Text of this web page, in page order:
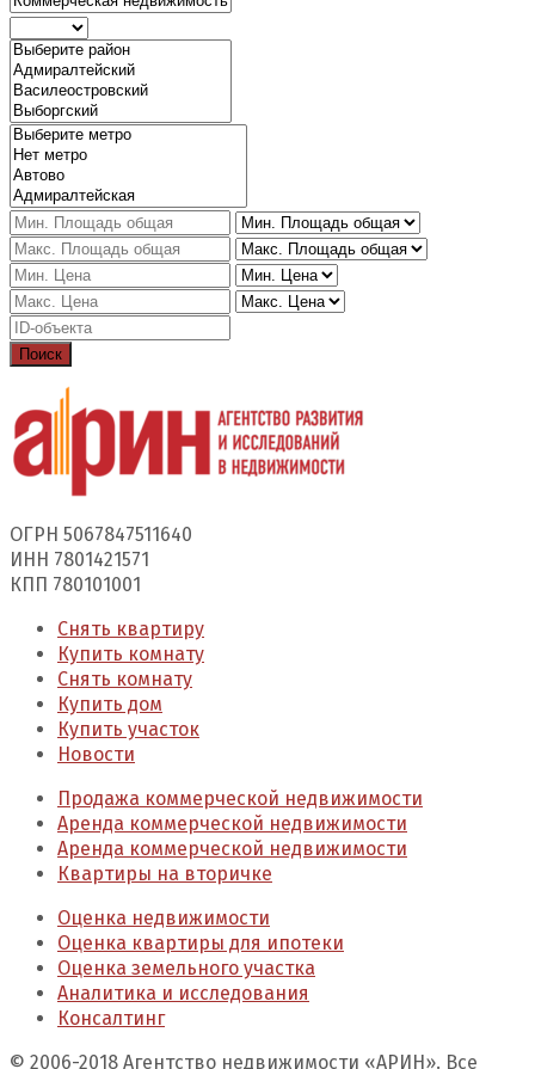
Поиск
ОГРН 5067847511640
ИНН 7801421571
КПП 780101001
Снять квартиру
Купить комнату
Снять комнату
Купить дом
Купить участок
Новости
Продажа коммерческой недвижимости
Аренда коммерческой недвижимости
Аренда коммерческой недвижимости
Квартиры на вторичке
Оценка недвижимости
Оценка квартиры для ипотеки
Оценка земельного участка
Аналитика и исследования
Консалтинг
© 2006-2018 Агентство недвижимости «АРИН». Все